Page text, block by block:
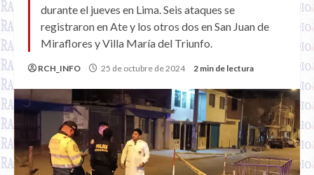
durante el jueves en Lima. Seis ataques se
registraron en Ate y los otros dos en San Juan de
Miraflores y Villa María del Triunfo.
RCH_INFO 25 de octubre de 2024 2 min de lectura